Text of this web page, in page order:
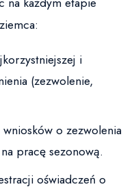
i
(zezwolenie,
wniosków o zezwolenia
pracę sezonową.
oświadczeń o